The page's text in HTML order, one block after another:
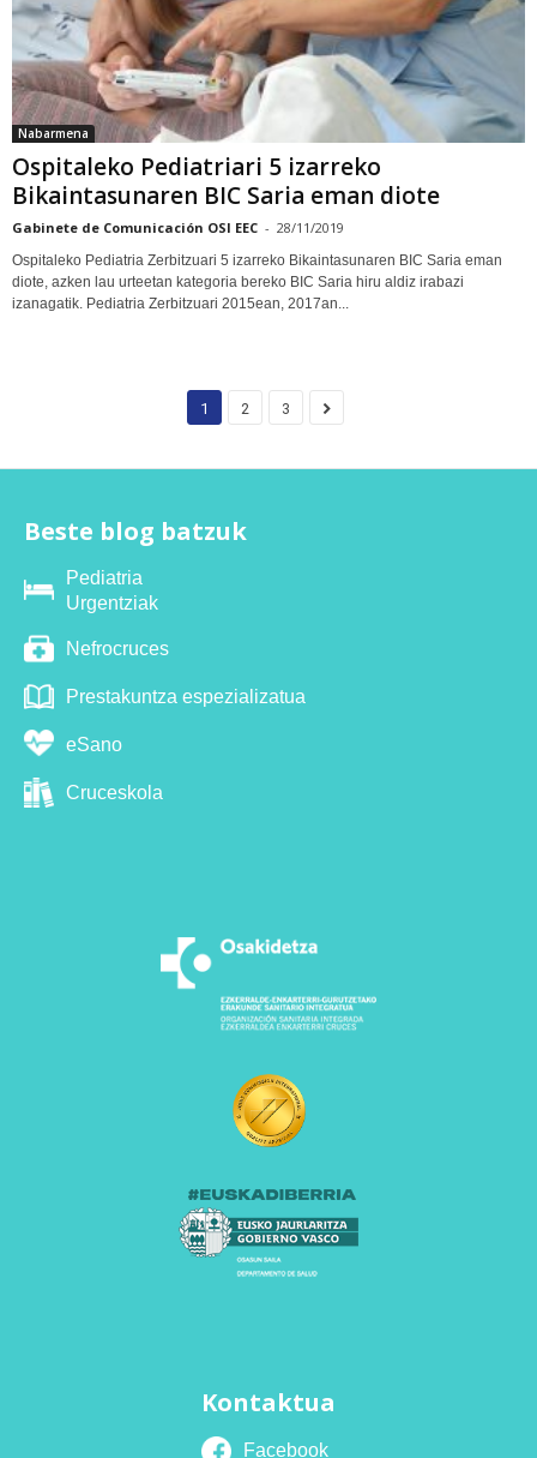
Nabarmena
Ospitaleko Pediatriari 5 izarreko
Bikaintasunaren BIC Saria eman diote
Gabinete de Comunicación OSI EEC - 28/11/2019
Ospitaleko Pediatria Zerbitzuari 5 izarreko Bikaintasunaren BIC Saria eman
diote, azken lau urteetan kategoria bereko BIC Saria hiru aldiz irabazi
izanagatik. Pediatria Zerbitzuari 2015ean, 2017an...
1 2 3
Beste blog batzuk
Pediatria
Urgentziak
Nefrocruces
Prestakuntza espezializatua
eSano
Cruceskola
Kontaktua
Facebook